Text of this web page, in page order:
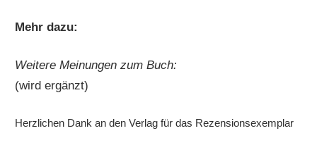
Mehr dazu:
Weitere Meinungen zum Buch:
(wird ergänzt)
Herzlichen Dank an den Verlag für das Rezensionsexemplar